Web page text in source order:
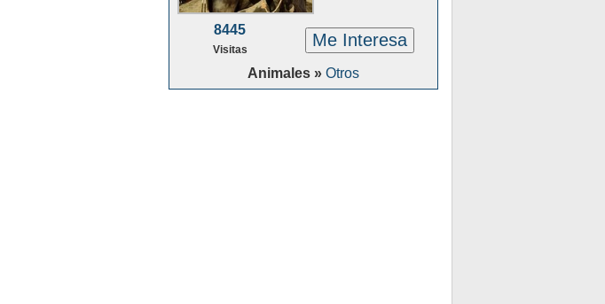
8445
Visitas Me Interesa
Animales » Otros